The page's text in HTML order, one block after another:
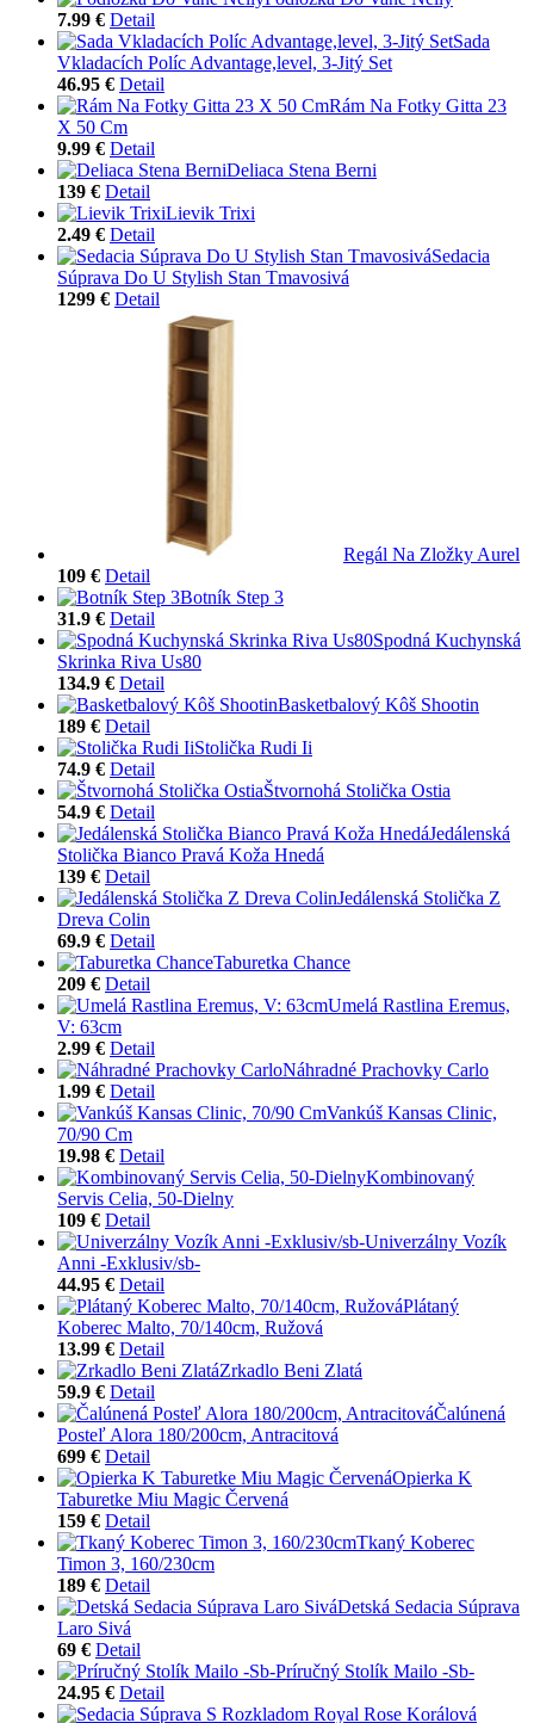
7.99 € Detail
Sada
Vkladacích Políc Advantage,level, 3-Jitý Set
46.95 € Detail
Rám Na Fotky Gitta 23
X 50 Cm
9.99 € Detail
Deliaca Stena Berni
139 € Detail
Lievik Trixi
2.49 € Detail
Sedacia
Súprava Do U Stylish Stan Tmavosivá
1299 € Detail
Regál Na Zložky Aurel
109 € Detail
Botník Step 3
31.9 € Detail
Spodná Kuchynská
Skrinka Riva Us80
134.9 € Detail
Basketbalový Kôš Shootin
189 € Detail
Stolička Rudi Ii
74.9 € Detail
Štvornohá Stolička Ostia
54.9 € Detail
Jedálenská
Stolička Bianco Pravá Koža Hnedá
139 € Detail
Jedálenská Stolička Z
Dreva Colin
69.9 € Detail
Taburetka Chance
209 € Detail
Umelá Rastlina Eremus,
V: 63cm
2.99 € Detail
Náhradné Prachovky Carlo
1.99 € Detail
Vankúš Kansas Clinic,
70/90 Cm
19.98 € Detail
Kombinovaný
Servis Celia, 50-Dielny
109 € Detail
Univerzálny Vozík
Anni -Exklusiv/sb-
44.95 € Detail
Plátaný
Koberec Malto, 70/140cm, Ružová
13.99 € Detail
Zrkadlo Beni Zlatá
59.9 € Detail
Čalúnená
Posteľ Alora 180/200cm, Antracitová
699 € Detail
Opierka K
Taburetke Miu Magic Červená
159 € Detail
Tkaný Koberec
Timon 3, 160/230cm
189 € Detail
Detská Sedacia Súprava
Laro Sivá
69 € Detail
Príručný Stolík Mailo -Sb-
24.95 € Detail